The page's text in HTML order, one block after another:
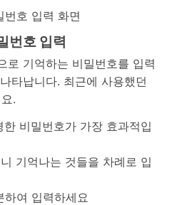
번호 입력 화면
번호 입력
로 기억하는 비밀번호를 입력
타납니다. 최근에 사용했던
.
비밀번호가 가장 효과적입
기억나는 것들을 차례로 입
여 입력하세요